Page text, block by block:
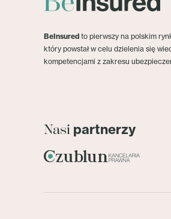
BeInsured to pierwszy na polskim
który powstał w celu dzielenia się
kompetencjami z zakresu
Nasi partnerzy